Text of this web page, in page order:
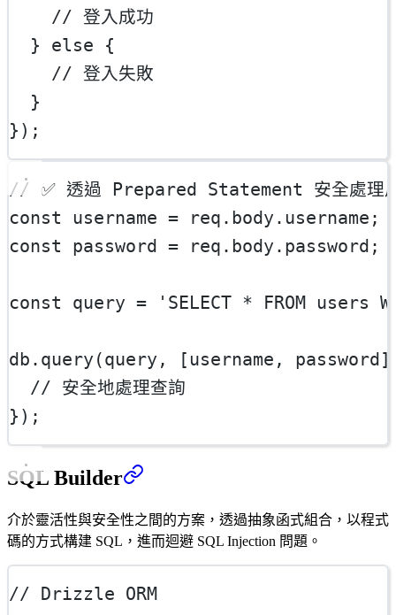
// 登入成功
  }
else {
// 登入失敗
  }
});
// ✅ 透過 Prepared Statement 安全處理
const
username = req.body.username;
const
password = req.body.password;
const query = 'SELECT * FROM users
db. query (query, [username,
// 安全地處理查詢
});
SQL Builder
介於靈活性與安全性之間的方案，透過抽象函式組合，以程式
碼的方式構建 SQL，進而迴避 SQL Injection 問題。
// Drizzle ORM